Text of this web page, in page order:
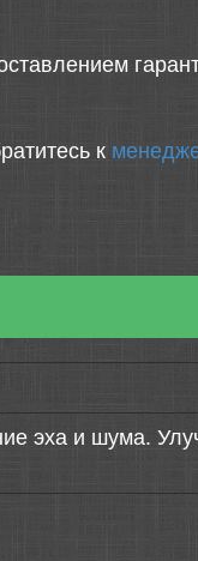
к
эха и шума.